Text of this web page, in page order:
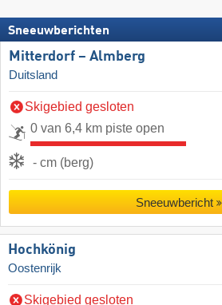
Sneeuwberichten
Mitterdorf – Almberg
Duitsland
Skigebied gesloten
0 van 6,4 km piste open
- cm (berg)
Sneeuwbericht
Hochkönig
Oostenrijk
Skigebied gesloten